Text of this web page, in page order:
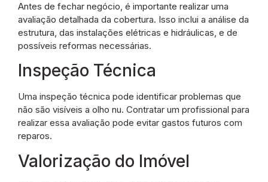
Antes de fechar negócio, é importante realizar uma
avaliação detalhada da cobertura. Isso inclui a análise da
estrutura, das instalações elétricas e hidráulicas, e de
possíveis reformas necessárias.
Inspeção Técnica
Uma inspeção técnica pode identificar problemas que
não são visíveis a olho nu. Contratar um profissional para
realizar essa avaliação pode evitar gastos futuros com
reparos.
Valorização do Imóvel